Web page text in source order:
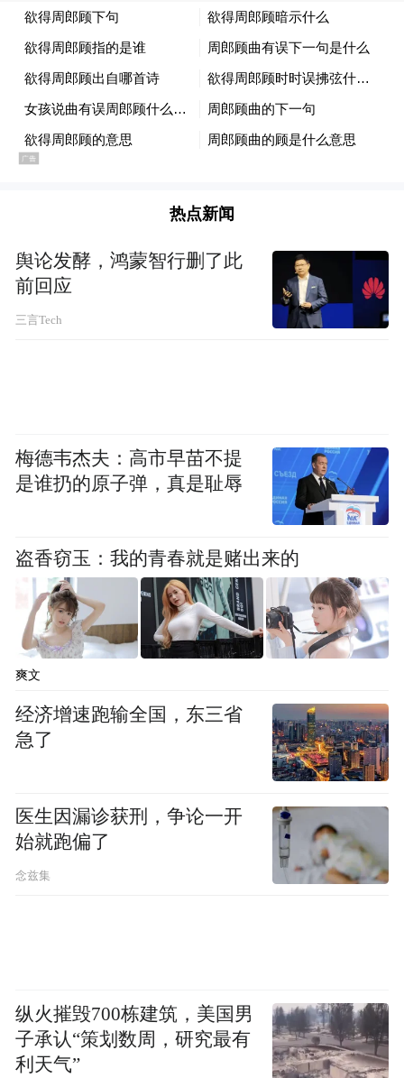
布，本平台仅提供信息存储空间服务。
Notice: The content above (including the videos,
pictures and audios if any) is uploaded and posted
by the user of Dafeng Hao, which is a social media
platform and merely provides information storage
space services.”
热点新闻
舆论发酵，鸿蒙智行删了此
前回应
三言Tech
梅德韦杰夫：高市早苗不提
是谁扔的原子弹，真是耻辱
盗香窃玉：我的青春就是赌出来的
爽文
经济增速跑输全国，东三省
急了
医生因漏诊获刑，争论一开
始就跑偏了
念兹集
纵火摧毁700栋建筑，美国男
子承认“策划数周，研究最有
利天气”